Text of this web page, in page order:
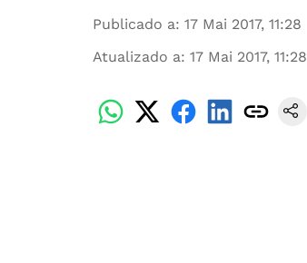
Publicado a: 17 Mai 2017, 11:28
Atualizado a: 17 Mai 2017, 11:28